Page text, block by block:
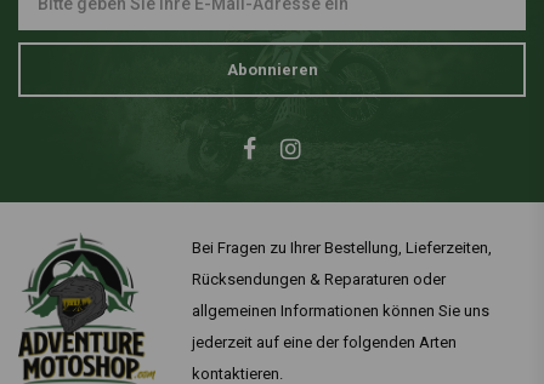
Abonnieren
Bei Fragen zu Ihrer Bestellung, Lieferzeiten,
Rücksendungen & Reparaturen oder
allgemeinen Informationen können Sie uns
jederzeit auf eine der folgenden Arten
kontaktieren.